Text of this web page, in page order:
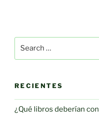
RECIENTES
¿Qué libros deberían